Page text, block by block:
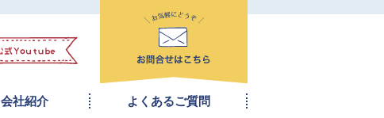
会社紹介 よくあるご質問